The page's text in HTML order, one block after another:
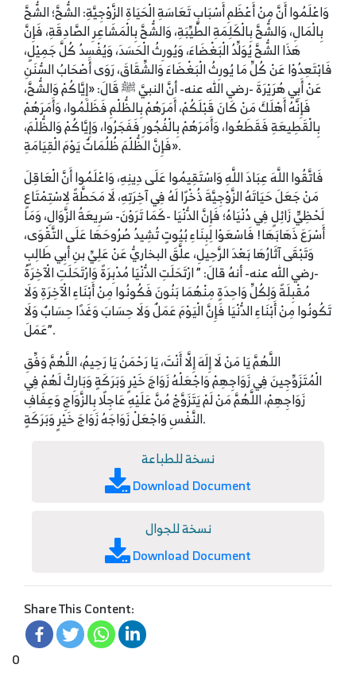
وَاعْلَمُوا أَنَّ مِنْ أَعْظَمِ أَسْبَابِ تَعَاسَةِ الْحَيَاةِ الزَّوْجِيَّةِ: الشُّحَّ؛ الشُّحَّ
بِالْمَالِ، وَالشُّحَّ بِالْكَلِمَةِ الطَّيِّبَةِ، وَالشُّحَّ بِالْمَشَاعِرِ الصَّادِقَةِ، فَإِنَّ
هَذَا الشُّحَّ يُوَلِّدُ الْبَغْضَاءَ، وَيُورِثُ الْحَسَدَ، وَيُفْسِدُ كُلَّ جَمِيْلٍ،
فَابْتَعِدُوْا عَنْ كُلِّ مَا يُورِثُ الْبَغْضَاءَ وَالشِّقَاقَ، رَوَى أَصْحَابُ السُّنَنِ
عَنْ أَبِي هُرَيْرَةَ -رضي الله عنه- أنَّ النبيَّ ﷺ قَالَ: «إِيَّاكُمْ وَالشُّحَّ،
فَإِنَّهُ أَهْلَكَ مَنْ كَانَ قَبْلَكُمْ، أَمَرَهُمْ بِالظُّلْمِ فَظَلَمُوا، وَأَمَرَهُمْ
بِالْقَطِيعَةِ فَقَطَعُوا، وَأَمَرَهُمْ بِالْفُجُورِ فَفَجَرُوا، وَإِيَّاكُمْ وَالظُّلْمَ،
فَإِنَّ الظُّلْمَ ظُلُمَاتٌ يَوْمَ الْقِيَامَةِ».
فَاتَّقُوا اللَّهَ عِبَادَ اللَّهِ وَاسْتَقِيمُوا عَلَى دِينِهِ، وَاعْلَمُوا أَنَّ الْعَاقِلَ
مَنْ جَعَلَ حَيَاتَهُ الزَّوْجِيَّةَ ذُخْرًا لَهُ فِي آخِرَتِهِ، لَا مَحَطَّةً لِاسْتِمْتَاعٍ
لَحْظِيٍّ زَائِلٍ فِي دُنْيَاهُ؛ فَإِنَّ الدُّنْيَا -كَمَا تَرَوْنَ- سَرِيعَةُ الزَّوَالِ، وَمَا
أَسْرَعَ ذَهَابَهَا! فَاسْعَوْا لِبِنَاءِ بُيُوتٍ تُشِيدُ صُرُوحَهَا عَلَى التَّقْوَى،
وَتَبْقَى آثَارُهَا بَعْدَ الرَّحِيلِ، علَّقَ البخاريُّ عَنْ عَلِيِّ بنِ أبِي طَالِبٍ
-رضي الله عنه- أنهُ قالَ: ” ارْتَحَلَتِ الدُّنْيَا مُدْبِرَةً وَارْتَحَلَتِ الْآخِرَةُ
مُقْبِلَةً وَلِكُلِّ وَاحِدَةٍ مِنْهُمَا بَنُونَ فَكُونُوا مِنْ أَبْنَاءِ الْآخِرَةِ وَلَا
تَكُونُوا مِنْ أَبْنَاءِ الدُّنْيَا فَإِنَّ الْيَوْمَ عَمَلٌ وَلَا حِسَابَ وَغَدًا حِسَابٌ وَلَا
عَمَلَ”.
اللَّهُمَّ يَا مَنْ لَا إِلَهَ إِلَّا أَنْتَ، يَا رَحْمَنُ يَا رَحِيمُ، اللَّهُمَّ وَفِّقِ
الْمُتَزَوِّجِينَ فِي زَوَاجِهِمْ وَاجْعَلْهُ زَوَاجَ خَيْرٍ وَبَرَكَةٍ وَبَارِكْ لَهُمْ فِي
زَوَاجِهِمْ، اللَّهُمَّ مَنْ لَمْ يَتَزَوَّجْ مُنَّ عَلَيْهِ عَاجِلًا بِالزَّوَاجِ وَعِفَافِ
النَّفْسِ وَاجْعَلْ زَوَاجَهُ زَوَاجَ خَيْرٍ وَبَرَكَةٍ.
نسخة للطباعة
Download Document
نسخة للجوال
Download Document
Share This Content:
0